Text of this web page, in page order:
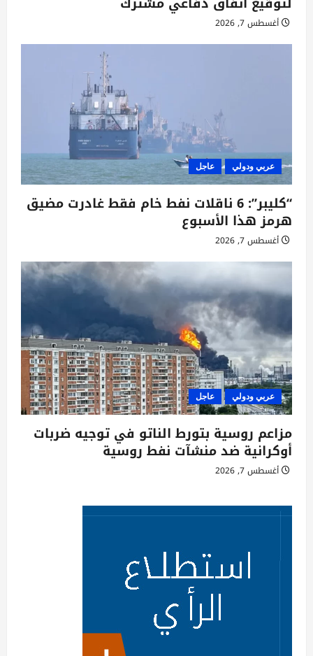
ل
ا
أغسطس 7, 2026
عربي ودولي عاجل
“كليبر”: 6 ناقلات نفط خام فقط غادرت مضيق
هرمز هذا الأسبوع
أغسطس 7, 2026
عربي ودولي عاجل
مزاعم روسية بتورط الناتو في توجيه ضربات
أوكرانية ضد منشآت نفط روسية
أغسطس 7, 2026